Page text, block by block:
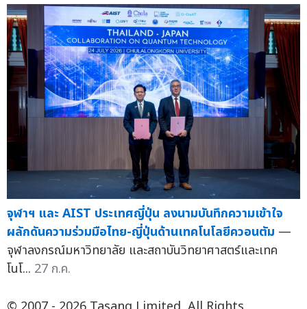
จุฬาฯ และ AIST ประเทศญี่ปุ่น ลงนามบันทึกความเข้าใจ
ผลักดันความร่วมมือไทย-ญี่ปุ่นด้านเทคโนโลยีควอนตัม —
จุฬาลงกรณ์มหาวิทยาลัย และสถาบันวิทยาศาสตร์และเทค
โนโ... 27 ก.ค.